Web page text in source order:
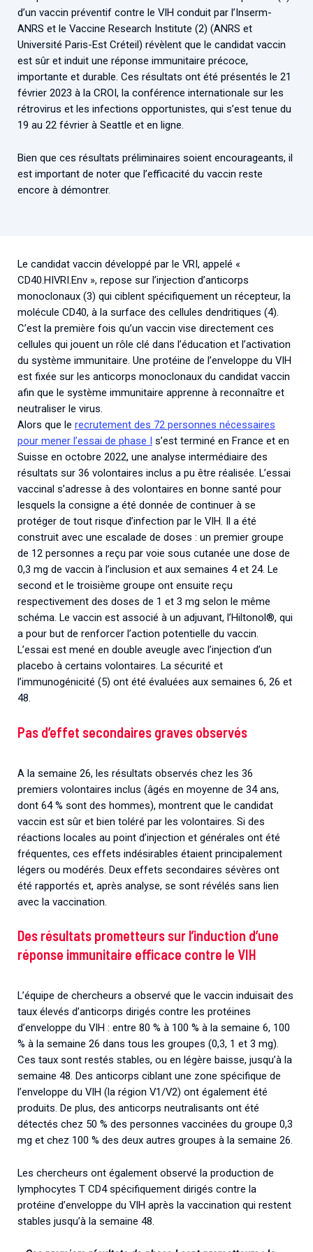
Associations de patient.e.s
Collaboration avec les acteurs communautaires
Cellules Émergence
Retrouvez toutes les cellules Émergence, actives ou
inactives.
d’un vaccin préventif contre le VIH conduit par l’Inserm-
ANRS et le Vaccine Research Institute (2) (ANRS et
Université Paris-Est Créteil) révèlent que le candidat vaccin
est sûr et induit une réponse immunitaire précoce,
importante et durable. Ces résultats ont été présentés le 21
février 2023 à la CROI, la conférence internationale sur les
rétrovirus et les infections opportunistes, qui s’est tenue du
19 au 22 février à Seattle et en ligne.
Bien que ces résultats préliminaires soient encourageants, il
est important de noter que l’efficacité du vaccin reste
encore à démontrer.
Le candidat vaccin développé par le VRI, appelé «
CD40.HIVRI.Env », repose sur l’injection d’anticorps
monoclonaux (3) qui ciblent spécifiquement un récepteur, la
molécule CD40, à la surface des cellules dendritiques (4).
C’est la première fois qu’un vaccin vise directement ces
cellules qui jouent un rôle clé dans l’éducation et l’activation
du système immunitaire. Une protéine de l’enveloppe du VIH
est fixée sur les anticorps monoclonaux du candidat vaccin
afin que le système immunitaire apprenne à reconnaître et
neutraliser le virus.
Alors que le recrutement des 72 personnes nécessaires
pour mener l’essai de phase I s’est terminé en France et en
Suisse en octobre 2022, une analyse intermédiaire des
résultats sur 36 volontaires inclus a pu être réalisée. L’essai
vaccinal s’adresse à des volontaires en bonne santé pour
lesquels la consigne a été donnée de continuer à se
protéger de tout risque d’infection par le VIH. Il a été
construit avec une escalade de doses : un premier groupe
de 12 personnes a reçu par voie sous cutanée une dose de
0,3 mg de vaccin à l’inclusion et aux semaines 4 et 24. Le
second et le troisième groupe ont ensuite reçu
respectivement des doses de 1 et 3 mg selon le même
schéma. Le vaccin est associé à un adjuvant, l’Hiltonol®, qui
a pour but de renforcer l’action potentielle du vaccin.
L’essai est mené en double aveugle avec l’injection d’un
placebo à certains volontaires. La sécurité et
l’immunogénicité (5) ont été évaluées aux semaines 6, 26 et
48.
Pas d’effet secondaires graves observés
A la semaine 26, les résultats observés chez les 36
premiers volontaires inclus (âgés en moyenne de 34 ans,
dont 64 % sont des hommes), montrent que le candidat
vaccin est sûr et bien toléré par les volontaires. Si des
réactions locales au point d’injection et générales ont été
fréquentes, ces effets indésirables étaient principalement
légers ou modérés. Deux effets secondaires sévères ont
été rapportés et, après analyse, se sont révélés sans lien
avec la vaccination.
Des résultats prometteurs sur l’induction d’une
réponse immunitaire efficace contre le VIH
L’équipe de chercheurs a observé que le vaccin induisait des
taux élevés d’anticorps dirigés contre les protéines
d’enveloppe du VIH : entre 80 % à 100 % à la semaine 6, 100
% à la semaine 26 dans tous les groupes (0,3, 1 et 3 mg).
Ces taux sont restés stables, ou en légère baisse, jusqu’à la
semaine 48. Des anticorps ciblant une zone spécifique de
l’enveloppe du VIH (la région V1/V2) ont également été
produits. De plus, des anticorps neutralisants ont été
détectés chez 50 % des personnes vaccinées du groupe 0,3
mg et chez 100 % des deux autres groupes à la semaine 26.
Les chercheurs ont également observé la production de
lymphocytes T CD4 spécifiquement dirigés contre la
protéine d’enveloppe du VIH après la vaccination qui restent
stables jusqu’à la semaine 48.